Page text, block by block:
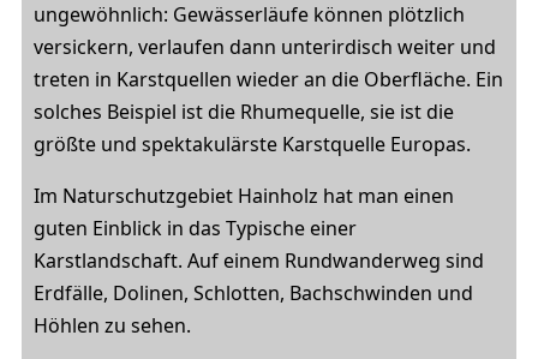
ungewöhnlich: Gewässerläufe können plötzlich
versickern, verlaufen dann unterirdisch weiter und
treten in Karstquellen wieder an die Oberfläche. Ein
solches Beispiel ist die Rhumequelle, sie ist die
größte und spektakulärste Karstquelle Europas.
Im Naturschutzgebiet Hainholz hat man einen
guten Einblick in das Typische einer
Karstlandschaft. Auf einem Rundwanderweg sind
Erdfälle, Dolinen, Schlotten, Bachschwinden und
Höhlen zu sehen.